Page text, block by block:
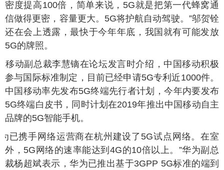
密度提高100倍，简单来说，5G就是把第一代蜂窝通
信做得更密，容量更大。5G将护航自动驾驶。”邬贺铨
还在会上透露，最快于今年年底，我国就有可能发放
5G的牌照。
移动副总裁李慧镝在论坛发言时介绍，中国移动积极
参与国际标准制定，目前已经申请5G专利近1000件。
中国移动率先发布5G终端先行者计划，今年内要发布
5G终端白皮书，同时计划在2019年推出中国移动自主
品牌的5G智能手机。
已携手网络运营商在杭州建设了5G试点网络。在室
外，5G网络的速率能达到4G的10倍以上。”华为副总
裁杨超斌表示，华为已推出基于3GPP 5G标准的端到